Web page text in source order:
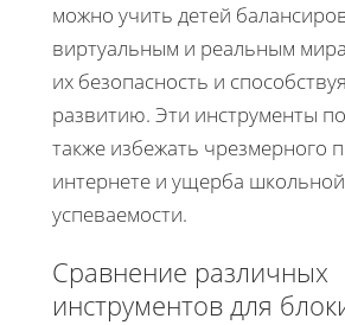
можно учить детей
виртуальным и реальным
их безопасность и
развитию. Эти инструменты
также избежать чрезмерного
интернете и ущерба школьной
успеваемости.
Сравнение различных
инструментов для